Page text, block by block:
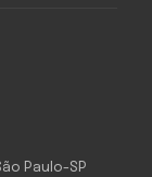
Paulo-SP